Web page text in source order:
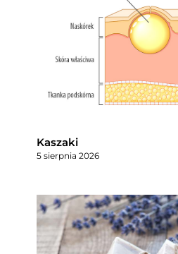
Kaszaki
5 sierpnia 2026